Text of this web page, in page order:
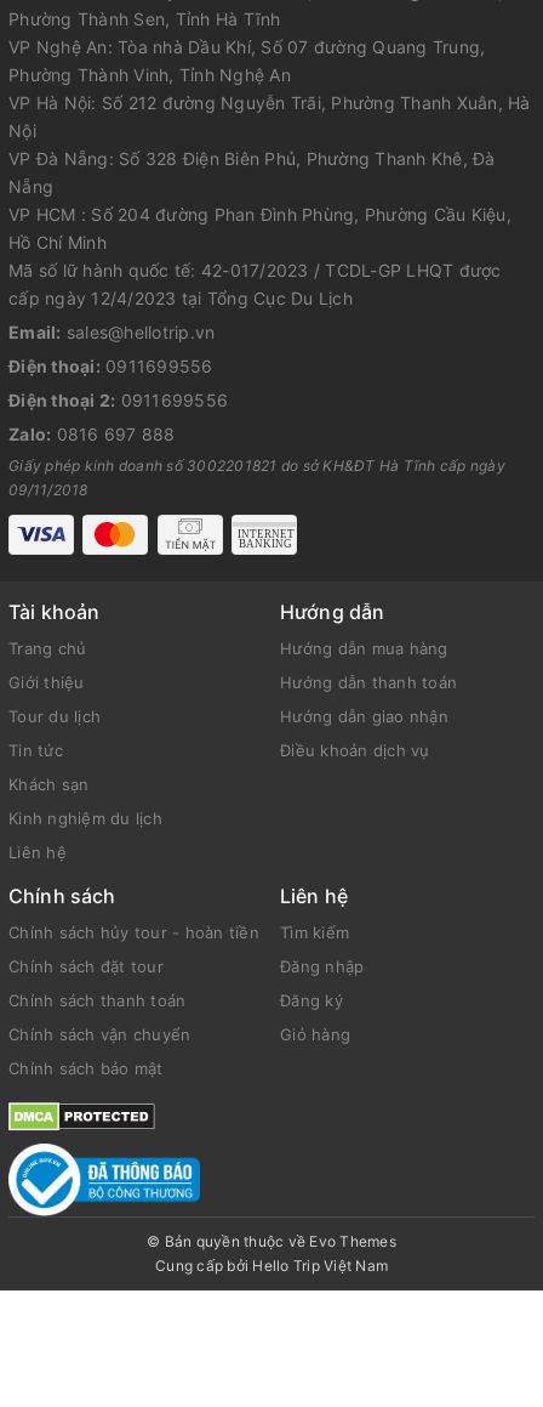
Phường Thành Sen, Tỉnh Hà Tĩnh
VP Nghệ An: Tòa nhà Dầu Khí, Số 07 đường Quang Trung,
Phường Thành Vinh, Tỉnh Nghệ An
VP Hà Nội: Số 212 đường Nguyễn Trãi, Phường Thanh Xuân, Hà
Nội
VP Đà Nẵng: Số 328 Điện Biên Phủ, Phường Thanh Khê, Đà
Nẵng
VP HCM : Số 204 đường Phan Đình Phùng, Phường Cầu Kiệu,
Hồ Chí Minh
Mã số lữ hành quốc tế: 42-017/2023 / TCDL-GP LHQT được
cấp ngày 12/4/2023 tại Tổng Cục Du Lịch
Email: sales@hellotrip.vn
Điện thoại: 0911699556
Điện thoại 2: 0911699556
Zalo: 0816 697 888
Giấy phép kinh doanh số 3002201821 do sở KH&ĐT Hà Tĩnh cấp ngày
09/11/2018
Tài khoản
Trang chủ
Giới thiệu
Tour du lịch
Tin tức
Khách sạn
Kinh nghiệm du lịch
Liên hệ
Hướng dẫn
Hướng dẫn mua hàng
Hướng dẫn thanh toán
Hướng dẫn giao nhận
Điều khoản dịch vụ
Chính sách
Chính sách hủy tour - hoàn tiền
Chính sách đặt tour
Chính sách thanh toán
Chính sách vận chuyển
Chính sách bảo mật
Liên hệ
Tìm kiếm
Đăng nhập
Đăng ký
Giỏ hàng
© Bản quyền thuộc về Evo Themes
Cung cấp bởi Hello Trip Việt Nam